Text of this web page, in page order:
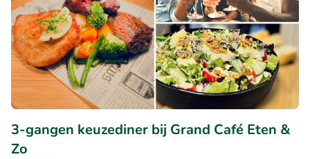
3-gangen keuzediner bij Grand Café Eten &
Zo